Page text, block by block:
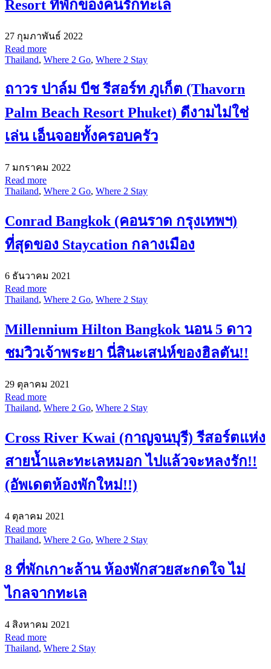
Resort ที่พักของคนรักทะเล
27 กุมภาพันธ์ 2022
Read more
Thailand, Where 2 Go, Where 2 Stay
ถาวร ปาล์ม บีช รีสอร์ท ภูเก็ต (Thavorn
Palm Beach Resort Phuket) ดีงามไม่ใช่
เล่น เอ็นจอยทั้งครอบครัว
7 มกราคม 2022
Read more
Thailand, Where 2 Go, Where 2 Stay
Conrad Bangkok (คอนราด กรุงเทพฯ)
ที่สุดของ Staycation กลางเมือง
6 ธันวาคม 2021
Read more
Thailand, Where 2 Go, Where 2 Stay
Millennium Hilton Bangkok นอน 5 ดาว
ชมวิวเจ้าพระยา นี่สินะเสน่ห์ของฮิลตัน!!
29 ตุลาคม 2021
Read more
Thailand, Where 2 Go, Where 2 Stay
Cross River Kwai (กาญจนบุรี) รีสอร์ตแห่ง
สายน้ำและทะเลหมอก ไปแล้วจะหลงรัก!!
(อัพเดตห้องพักใหม่!!)
4 ตุลาคม 2021
Read more
Thailand, Where 2 Go, Where 2 Stay
8 ที่พักเกาะล้าน ห้องพักสวยสะกดใจ ไม่
ไกลจากทะเล
4 สิงหาคม 2021
Read more
Thailand, Where 2 Stay